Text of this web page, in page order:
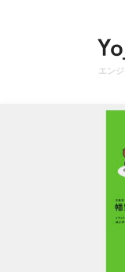
エン